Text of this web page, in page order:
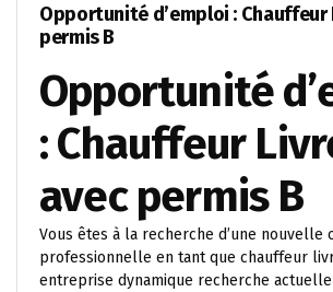
Opportunité d’emploi : Chauffeur
permis B
Opportunité
: Chauffeur
avec permis B
Vous êtes à la recherche d’une nouvelle
professionnelle en tant que chauffeur
entreprise dynamique recherche